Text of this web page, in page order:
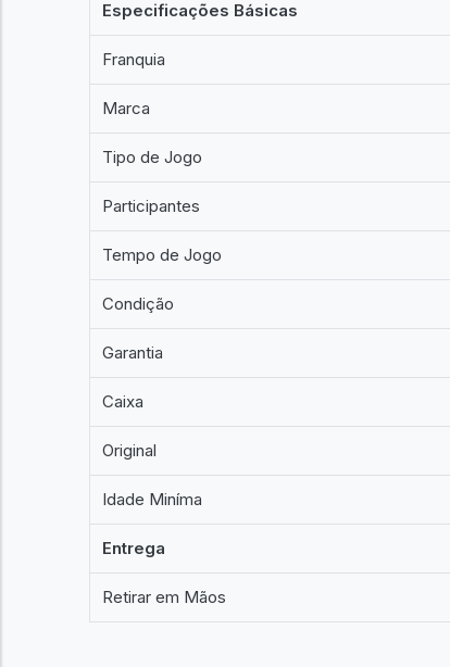
Especificações Básicas
Franquia
Marca
Tipo de Jogo
Participantes
Tempo de Jogo
Condição
Garantia
Caixa
Original
Idade Miníma
Entrega
Retirar em Mãos